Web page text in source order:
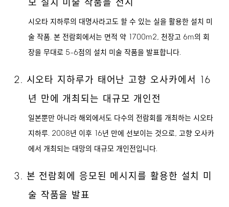
모 설치 미술 작품을 전시
시오타 지하루의 대명사라고도 할 수 있는 실을 활용한 설치 미
술 작품. 본 전람회에서는 면적 약 1700m2, 천장고 6m의 회
장을 무대로 5–6점의 설치 미술 작품을 발표합니다.
2. 시오타 지하루가 태어난 고향 오사카에서 16
년 만에 개최되는 대규모 개인전
일본뿐만 아니라 해외에서도 다수의 전람회를 개최하는 시오타
지하루. 2008년 이후 16년 만에 선보이는 것으로, 고향 오사카
에서 개최되는 대망의 대규모 개인전입니다.
3. 본 전람회에 응모된 메시지를 활용한 설치 미
술 작품을 발표